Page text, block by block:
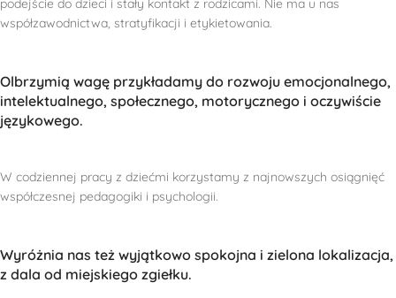
podejście do dzieci i stały kontakt z rodzicami. Nie ma u nas
współzawodnictwa, stratyfikacji i etykietowania.
Olbrzymią wagę przykładamy do rozwoju emocjonalnego,
intelektualnego, społecznego, motorycznego i oczywiście
językowego.
W codziennej pracy z dziećmi korzystamy z najnowszych osiągnięć
współczesnej pedagogiki i psychologii.
Wyróżnia nas też wyjątkowo spokojna i zielona lokalizacja,
z dala od miejskiego zgiełku.